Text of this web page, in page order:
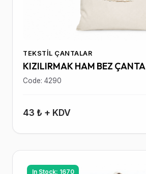
TEKSTIL ÇANTALAR
KIZILIRMAK HAM BEZ ÇANTA
Code: 4290
43 ₺ + KDV
In Stock: 1670